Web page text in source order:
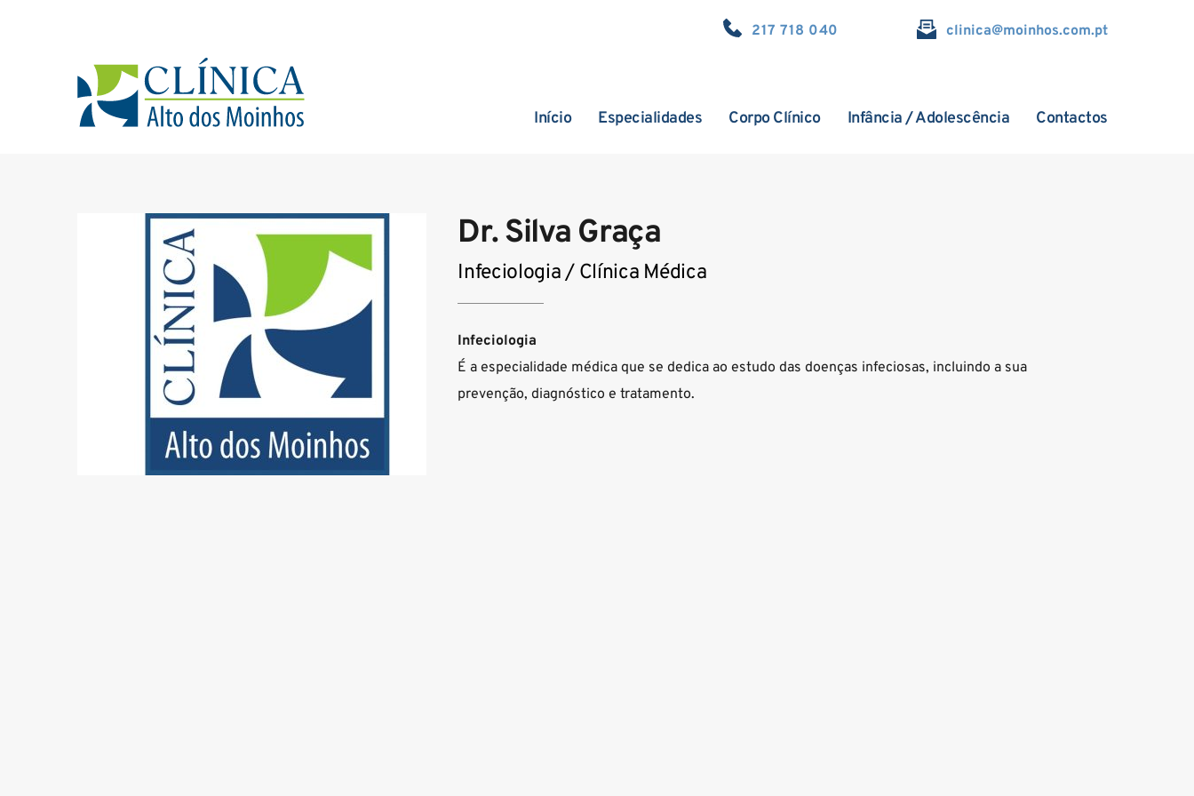
217 718 040 clinica@moinhos.com.pt
Início Especialidades Corpo Clínico Infância / Adolescência Contactos
Dr. Silva Graça
Infeciologia / Clínica Médica
Infeciologia
É a especialidade médica que se dedica ao estudo das doenças infeciosas, incluindo a sua
prevenção, diagnóstico e tratamento.